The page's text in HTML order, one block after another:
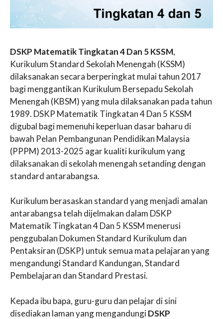
DSKP Matematik Tingkatan 4 Dan 5 KSSM,
Kurikulum Standard Sekolah Menengah (KSSM)
dilaksanakan secara berperingkat mulai tahun 2017
bagi menggantikan Kurikulum Bersepadu Sekolah
Menengah (KBSM) yang mula dilaksanakan pada tahun
1989. DSKP Matematik Tingkatan 4 Dan 5 KSSM
digubal bagi memenuhi keperluan dasar baharu di
bawah Pelan Pembangunan Pendidikan Malaysia
(PPPM) 2013-2025 agar kualiti kurikulum yang
dilaksanakan di sekolah menengah setanding dengan
standard antarabangsa.
Kurikulum berasaskan standard yang menjadi amalan
antarabangsa telah dijelmakan dalam DSKP
Matematik Tingkatan 4 Dan 5 KSSM menerusi
penggubalan Dokumen Standard Kurikulum dan
Pentaksiran (DSKP) untuk semua mata pelajaran yang
mengandungi Standard Kandungan, Standard
Pembelajaran dan Standard Prestasi.
Kepada ibu bapa, guru-guru dan pelajar di sini
disediakan laman yang mengandungiDSKP